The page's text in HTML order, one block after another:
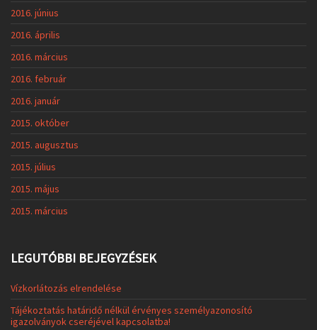
2016. június
2016. április
2016. március
2016. február
2016. január
2015. október
2015. augusztus
2015. július
2015. május
2015. március
LEGUTÓBBI BEJEGYZÉSEK
Vízkorlátozás elrendelése
Tájékoztatás határidő nélkül érvényes személyazonosító
igazolványok cseréjével kapcsolatba!